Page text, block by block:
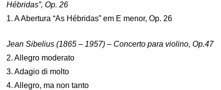
Hébridas”, Op. 26
1. A Abertura “As Hébridas” em E menor, Op. 26
Jean Sibelius (1865 – 1957) – Concerto para violino, Op.47
2. Allegro moderato
3. Adagio di molto
4. Allegro, ma non tanto